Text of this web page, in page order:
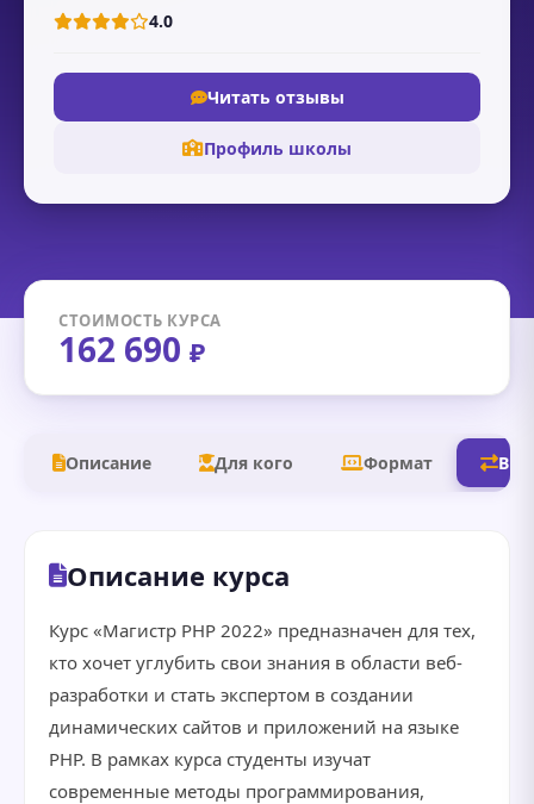
4.0
Читать отзывы
Профиль школы
СТОИМОСТЬ КУРСА
162 690 ₽
Описание Для кого Формат В
Описание курса
Курс «Магистр PHP 2022» предназначен для тех,
кто хочет углубить свои знания в области веб-
разработки и стать экспертом в создании
динамических сайтов и приложений на языке
PHP. В рамках курса студенты изучат
современные методы программирования,